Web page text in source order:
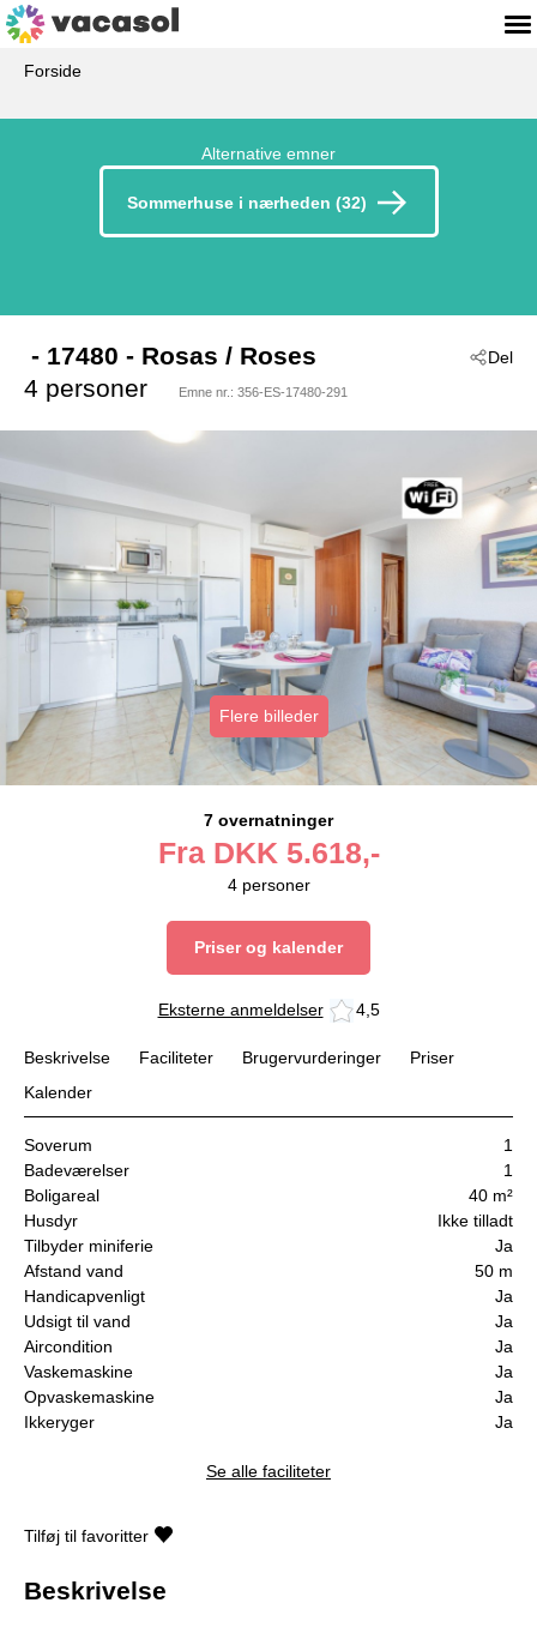
Forside
Alternative emner
Sommerhuse i nærheden (32)
Del
- 17480 - Rosas / Roses
4 personer
Emne nr.: 356-ES-17480-291
Flere billeder
7 overnatninger
Fra DKK 5.618,-
4 personer
Priser og kalender
Eksterne anmeldelser 4,5
Beskrivelse Faciliteter Brugervurderinger
Priser
Kalender
Soverum
1
Badeværelser
1
Boligareal
40 m²
Husdyr
Ikke tilladt
Tilbyder miniferie
Ja
Afstand vand
50 m
Handicapvenligt
Ja
Udsigt til vand
Ja
Aircondition
Ja
Vaskemaskine
Ja
Opvaskemaskine
Ja
Ikkeryger
Ja
Se alle faciliteter
Tilføj til favoritter
Beskrivelse